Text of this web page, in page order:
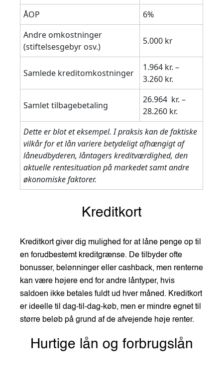
ÅOP
6%
Andre omkostninger
(stiftelsesgebyr osv.)
5.000 kr
Samlede kreditomkostninger
1.964 kr. –
3.260 kr.
Samlet tilbagebetaling
26.964 kr. –
28.260 kr.
Dette er blot et eksempel. I praksis kan de faktiske
vilkår for et lån variere betydeligt afhængigt af
låneudbyderen, låntagers kreditværdighed, den
aktuelle rentesituation på markedet samt andre
økonomiske faktorer.
Kreditkort
Kreditkort giver dig mulighed for at låne penge op til
en forudbestemt kreditgrænse. De tilbyder ofte
bonusser, belønninger eller cashback, men renterne
kan være højere end for andre låntyper, hvis
saldoen ikke betales fuldt ud hver måned. Kreditkort
er ideelle til dag-til-dag-køb, men er mindre egnet til
større beløb på grund af de afvejende høje renter.
Hurtige lån og forbrugslån